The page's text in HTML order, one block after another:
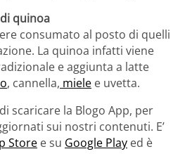
quinoa
consumato al posto di quelli
La quinoa infatti viene
e aggiunta a latte
, cannella, miele e uvetta.
scaricare la Blogo App, per
sui nostri contenuti. E’
Store e su Google Play ed è